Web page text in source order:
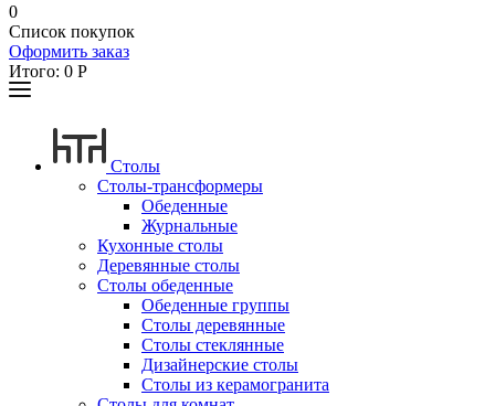
0
Список покупок
Оформить заказ
Итого: 0 Р
Столы
Столы-трансформеры
Обеденные
Журнальные
Кухонные столы
Деревянные столы
Столы обеденные
Обеденные группы
Столы деревянные
Столы стеклянные
Дизайнерские столы
Столы из керамогранита